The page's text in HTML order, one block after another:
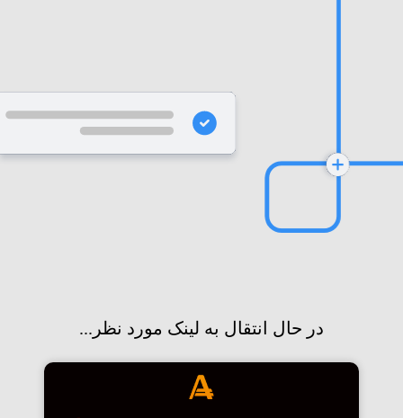
در حال انتقال به لینک مورد نظر...